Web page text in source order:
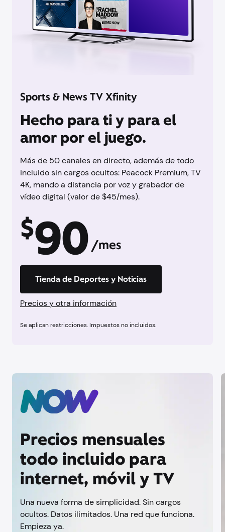
Sports & News TV Xfinity
Hecho para ti y para el
amor por el juego.
Más de 50 canales en directo, además de todo
incluido sin cargos ocultos: Peacock Premium, TV
4K, mando a distancia por voz y grabador de
vídeo digital (valor de $45/mes).
$90 /mes
Tienda de Deportes y Noticias
Precios y otra información
Se aplican restricciones. Impuestos no incluidos.
Precios mensuales
todo incluido para
internet, móvil y TV
Una nueva forma de simplicidad. Sin cargos
ocultos. Datos ilimitados. Una red que funciona.
Empieza ya.